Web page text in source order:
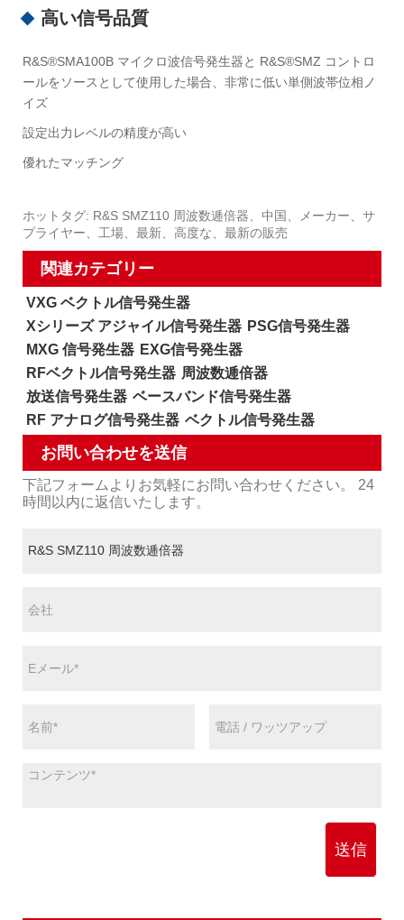
高い信号品質
R&S®SMA100B マイクロ波信号発生器と R&S®SMZ コントロ
ールをソースとして使用した場合、非常に低い単側波帯位相ノ
イズ
設定出力レベルの精度が高い
優れたマッチング
ホットタグ: R&S SMZ110 周波数逓倍器、中国、メーカー、サ
プライヤー、工場、最新、高度な、最新の販売
関連カテゴリー
VXG ベクトル信号発生器
Xシリーズ アジャイル信号発生器 PSG信号発生器
MXG 信号発生器 EXG信号発生器
RFベクトル信号発生器 周波数逓倍器
放送信号発生器 ベースバンド信号発生器
RF アナログ信号発生器 ベクトル信号発生器
お問い合わせを送信
下記フォームよりお気軽にお問い合わせください。 24
時間以内に返信いたします。
送信